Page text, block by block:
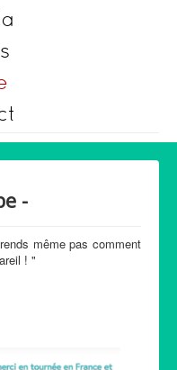
-
même pas comment
! "